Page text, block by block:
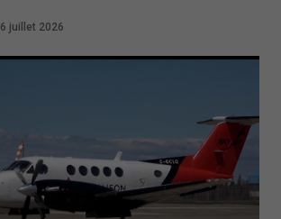
6 juillet 2026